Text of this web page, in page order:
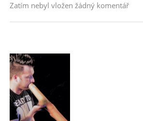
Zatím nebyl vložen žádný komentář